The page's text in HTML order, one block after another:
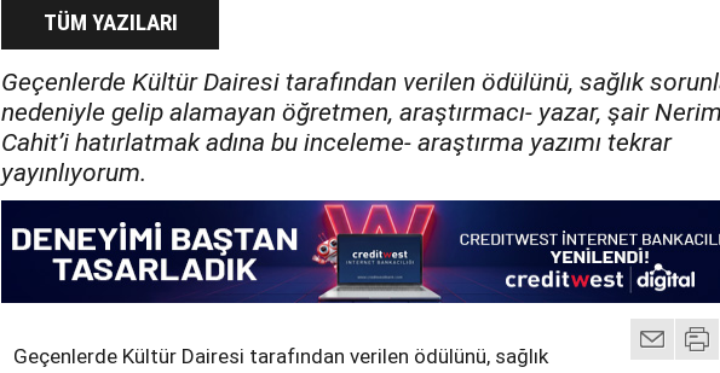
TÜM YAZILARI
Geçenlerde Kültür Dairesi tarafından verilen ödülünü, sağlık
nedeniyle gelip alamayan öğretmen, araştırmacı- yazar, şair
Cahit’i hatırlatmak adına bu inceleme- araştırma yazımı tekrar
yayınlıyorum.
Geçenlerde Kültür Dairesi tarafından verilen ödülünü, sağlık